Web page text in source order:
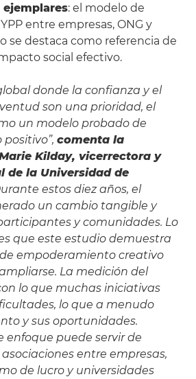
ejemplares: el modelo de
entre empresas, ONG y
se destaca como referencia de
social efectivo.
donde la confianza y el
son una prioridad, el
un modelo probado de
comenta la
Kilday, vicerrectora y
de la Universidad de
estos diez años, el
un cambio tangible y
y comunidades. Lo
que este estudio demuestra
empoderamiento creativo
La medición del
lo que muchas iniciativas
lo que a menudo
y sus oportunidades.
enfoque puede servir de
entre empresas,
de lucro y universidades